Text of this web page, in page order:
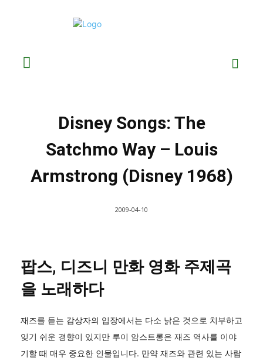
Disney Songs: The
Satchmo Way – Louis
Armstrong (Disney 1968)
2009-04-10
팝스, 디즈니 만화 영화 주제곡
을 노래하다
재즈를 듣는 감상자의 입장에서는 다소 낡은 것으로 치부하고
잊기 쉬운 경향이 있지만 루이 암스트롱은 재즈 역사를 이야
기할 때 매우 중요한 인물입니다. 만약 재즈와 관련 있는 사람